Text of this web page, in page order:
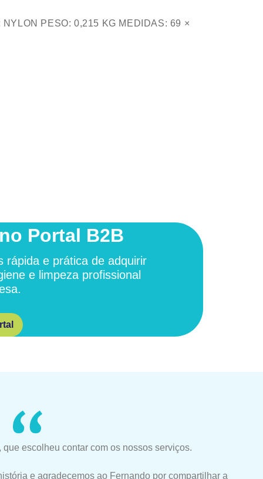
PESO: 0,215 KG MEDIDAS: 69 ×
Portal B2B
rápida e prática de adquirir
e limpeza profissional
escolheu contar com os nossos serviços.
e agradecemos ao Fernando por compartilhar a